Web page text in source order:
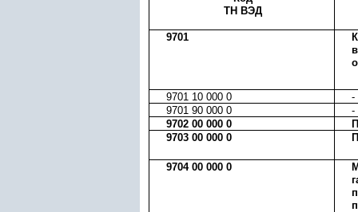
ТН ВЭД
9701
9701 10 000 0
-
9701 90 000 0
-
9702 00 000 0
9703 00 000 0
9704 00 000 0